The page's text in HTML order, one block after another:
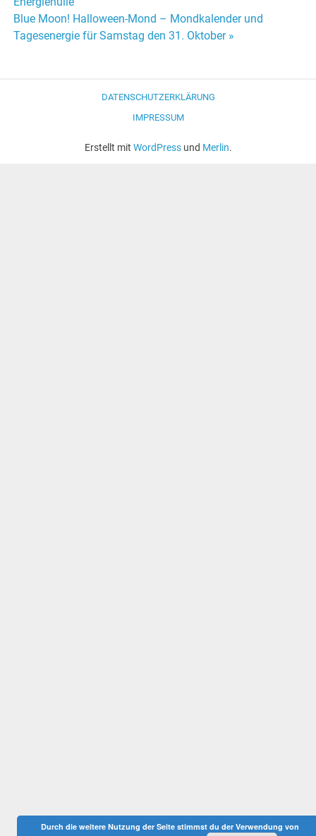
Beitrags-
Navigation
Blue Moon! Halloween-Mond – Mondkalender und
Tagesenergie für Samstag den 31. Oktober »
DATENSCHUTZERKLÄRUNG
IMPRESSUM
Erstellt mit WordPressund Merlin.
Durch die weitere Nutzung der Seite stimmst du der Verwendung von